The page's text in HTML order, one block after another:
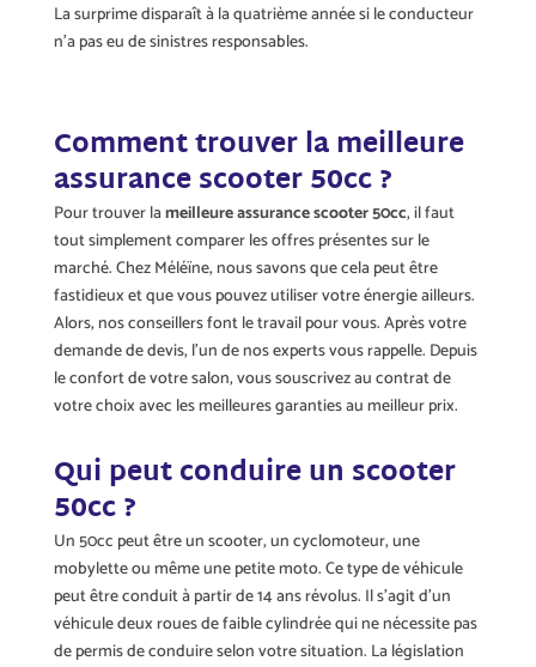
La surprime disparaît à la quatrième année si le conducteur
n’a pas eu de sinistres responsables.
Comment trouver la meilleure
assurance scooter 50cc ?
Pour trouver lameilleure assurance scooter 50cc, il faut
tout simplement comparer les offres présentes sur le
marché. Chez Méléïne, nous savons que cela peut être
fastidieux et que vous pouvez utiliser votre énergie ailleurs.
Alors, nos conseillers font le travail pour vous. Après votre
demande de devis, l’un de nos experts vous rappelle. Depuis
le confort de votre salon, vous souscrivez au contrat de
votre choix avec les meilleures garanties au meilleur prix.
Qui peut conduire un scooter
50cc ?
Un 50cc peut être un scooter, un cyclomoteur, une
mobylette ou même une petite moto. Ce type de véhicule
peut être conduit à partir de 14 ans révolus. Il s’agit d’un
véhicule deux roues de faible cylindrée qui ne nécessite pas
de permis de conduire selon votre situation. La législation